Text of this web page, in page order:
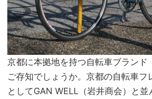
京都に本拠地を持つ自転車ブランド
ご存知でしょうか。京都の自転車フ
としてGAN WELL（岩井商会）と並